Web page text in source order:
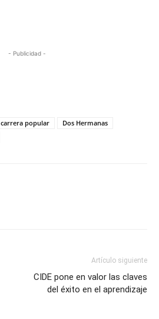
- Publicidad -
carrera popular
Dos Hermanas
Artículo siguiente
CIDE pone en valor las claves
del éxito en el aprendizaje